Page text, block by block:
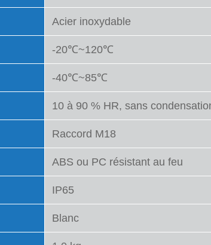
Acier inoxydable
-20℃~120℃
-40℃~85℃
10 à 90 % HR, sans
Raccord M18
ABS ou PC résistant au feu
IP65
Blanc